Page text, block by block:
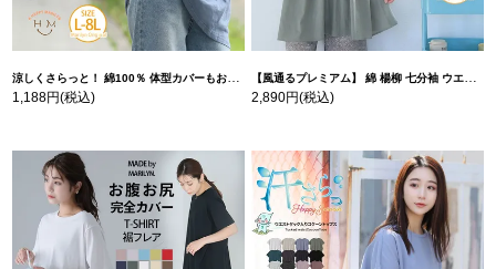
涼しくさらっと！ 綿100％ 体型カバーもお洒落も叶える 風合いコットン ゆるシルエット ドルマン | 大きいサイズの通販ならハッピーマリリン
1,188円(税込)
【風通るプレミアム】 綿 楊柳 七分袖 ウエストギャザー ブラウス | 大きいサイズの通販ならハッピーマリリン
2,890円(税込)